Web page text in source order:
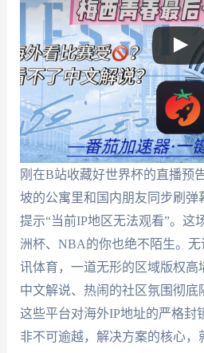
刚在B站收藏好世界杯的直播预
坡的公寓里和国内朋友同步刷弹
提示“当前IP地区无法观看”。这
洲杯、NBA的你也绝不陌生。
讯体育，一道无形的区域版权高
中文解说、热闹的社区氛围彻底
这些平台对海外IP地址的严格封
非不可逾越，解决方案的核心，